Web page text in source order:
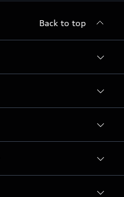
Back to top